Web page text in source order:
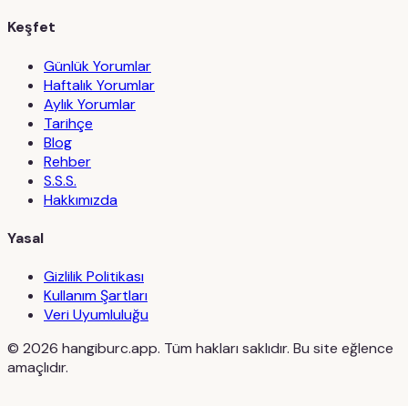
Keşfet
Günlük Yorumlar
Haftalık Yorumlar
Aylık Yorumlar
Tarihçe
Blog
Rehber
S.S.S.
Hakkımızda
Yasal
Gizlilik Politikası
Kullanım Şartları
Veri Uyumluluğu
© 2026 hangiburc.app. Tüm hakları saklıdır. Bu site eğlence
amaçlıdır.